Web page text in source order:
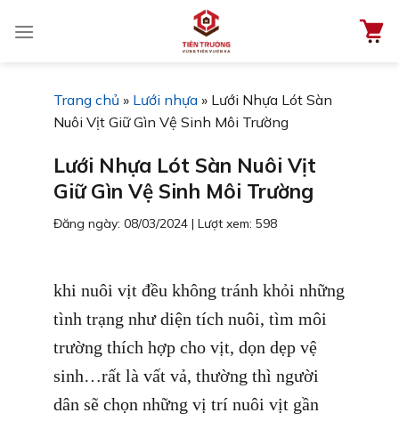
đến
Trang chủ » Lưới nhựa » Lưới Nhựa Lót Sàn
Nuôi Vịt Giữ Gìn Vệ Sinh Môi Trường
Lưới Nhựa Lót Sàn Nuôi Vịt
Giữ Gìn Vệ Sinh Môi Trường
Đăng ngày: 08/03/2024 | Lượt xem: 598
khi nuôi vịt đều không tránh khỏi những
tình trạng như diện tích nuôi, tìm môi
trường thích hợp cho vịt, dọn dẹp vệ
sinh…rất là vất vả, thường thì người
dân sẽ chọn những vị trí nuôi vịt gần